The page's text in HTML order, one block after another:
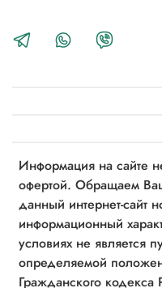
Информация на сайте
офертой. Обращаем
данный интернет-сайт
информационный
условиях не является
определяемой
Гражданского